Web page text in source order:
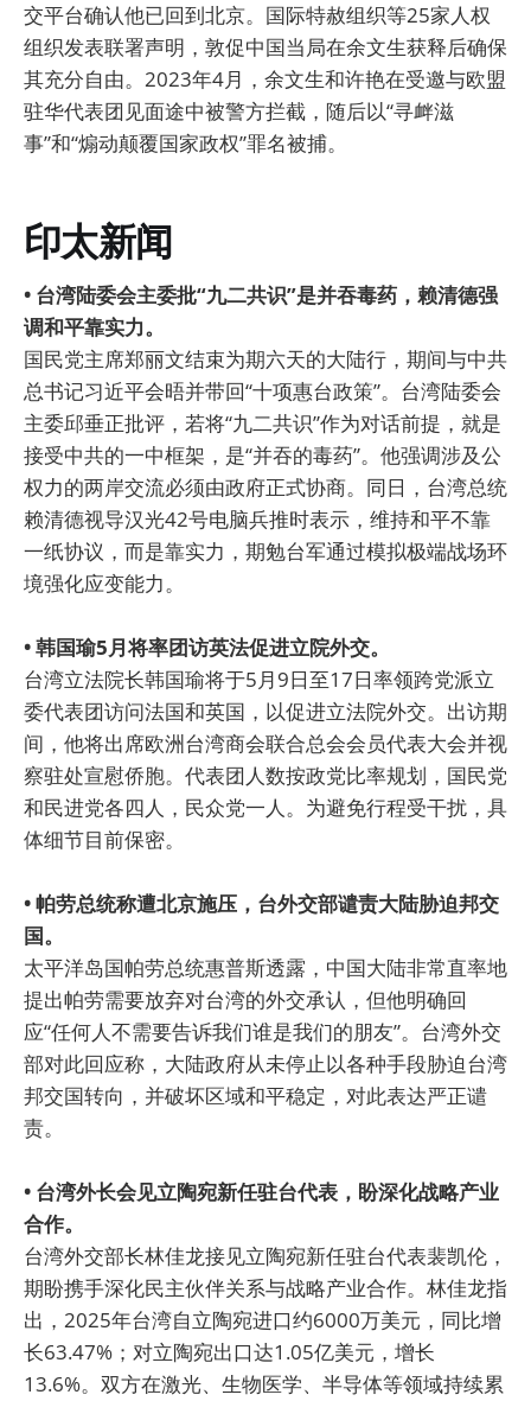
交平台确认他已回到北京。国际特赦组织等25家人权
组织发表联署声明，敦促中国当局在余文生获释后确保
其充分自由。2023年4月，余文生和许艳在受邀与欧盟
驻华代表团见面途中被警方拦截，随后以“寻衅滋
事”和“煽动颠覆国家政权”罪名被捕。
印太新闻
• 台湾陆委会主委批“九二共识”是并吞毒药，赖清德强
调和平靠实力。
国民党主席郑丽文结束为期六天的大陆行，期间与中共
总书记习近平会晤并带回“十项惠台政策”。台湾陆委会
主委邱垂正批评，若将“九二共识”作为对话前提，就是
接受中共的一中框架，是“并吞的毒药”。他强调涉及公
权力的两岸交流必须由政府正式协商。同日，台湾总统
赖清德视导汉光42号电脑兵推时表示，维持和平不靠
一纸协议，而是靠实力，期勉台军通过模拟极端战场环
境强化应变能力。
• 韩国瑜5月将率团访英法促进立院外交。
台湾立法院长韩国瑜将于5月9日至17日率领跨党派立
委代表团访问法国和英国，以促进立法院外交。出访期
间，他将出席欧洲台湾商会联合总会会员代表大会并视
察驻处宣慰侨胞。代表团人数按政党比率规划，国民党
和民进党各四人，民众党一人。为避免行程受干扰，具
体细节目前保密。
• 帕劳总统称遭北京施压，台外交部谴责大陆胁迫邦交
国。
太平洋岛国帕劳总统惠普斯透露，中国大陆非常直率地
提出帕劳需要放弃对台湾的外交承认，但他明确回
应“任何人不需要告诉我们谁是我们的朋友”。台湾外交
部对此回应称，大陆政府从未停止以各种手段胁迫台湾
邦交国转向，并破坏区域和平稳定，对此表达严正谴
责。
• 台湾外长会见立陶宛新任驻台代表，盼深化战略产业
合作。
台湾外交部长林佳龙接见立陶宛新任驻台代表裴凯伦，
期盼携手深化民主伙伴关系与战略产业合作。林佳龙指
出，2025年台湾自立陶宛进口约6000万美元，同比增
长63.47%；对立陶宛出口达1.05亿美元，增长
13.6%。双方在激光、生物医学、半导体等领域持续累